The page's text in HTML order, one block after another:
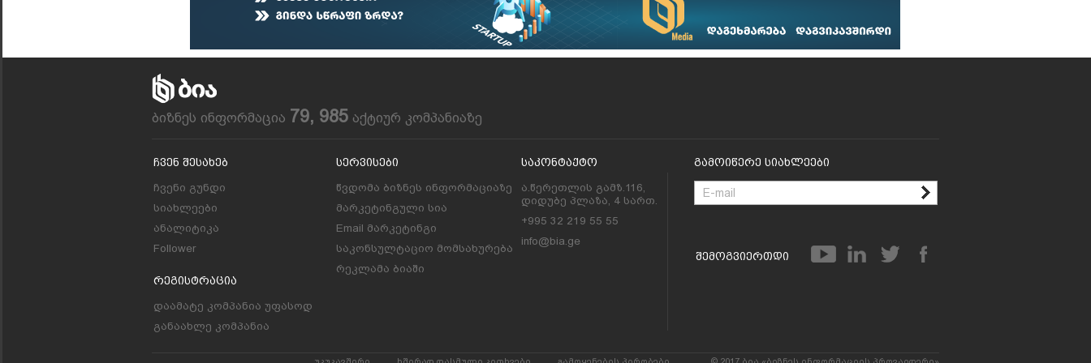
ბიზნეს ინფორმაცია 79, 985 აქტიურ კომპანიაზე
Ჩვენ Შესახებ
ჩვენი გუნდი
სიახლეები
ანალიტიკა
Follower
Რეგისტრაცია
დაამატე კომპანია უფასოდ
განაახლე კომპანია
Სერვისები
წვდომა ბიზნეს ინფორმაციაზე
მარკეტინგული სია
Email მარკეტინგი
საკონსულტაციო მომსახურება
რეკლამა ბიაში
Საკონტაქტო
ა.წერეთლის გამზ.116,
დიდუბე პლაზა, 4 სართ.
+995 32 219 55 55
info@bia.ge
Გამოიწერე Სიახლეები
Შემოგვიერთდი